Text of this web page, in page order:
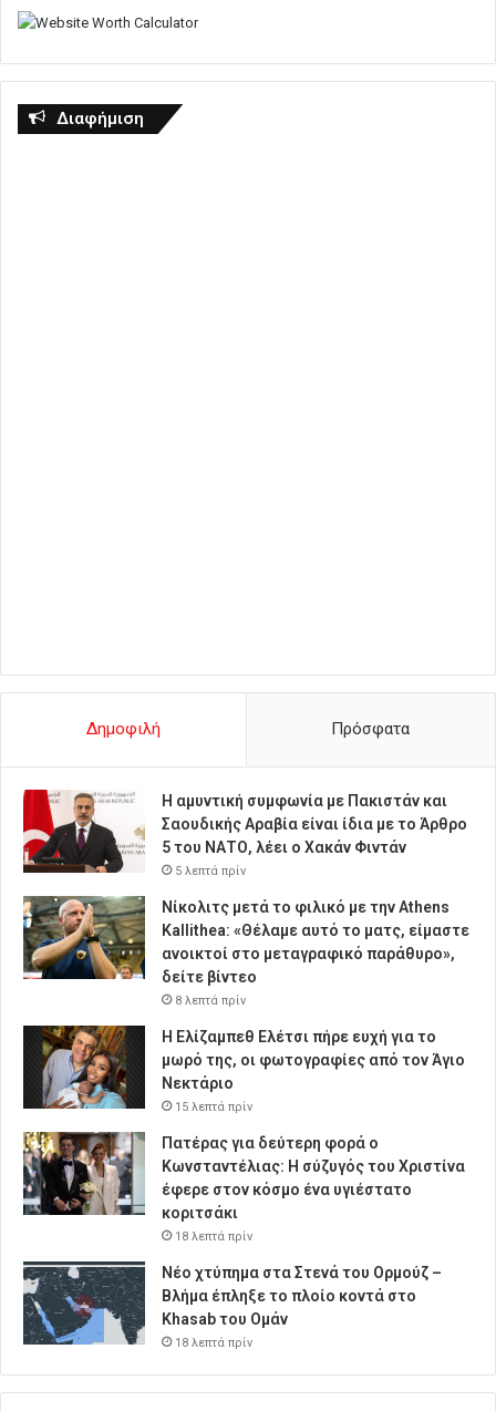
Διαφήμιση
Δημοφιλή Πρόσφατα
Η αμυντική συμφωνία με Πακιστάν και
Σαουδικής Αραβία είναι ίδια με το Άρθρο
5 του ΝΑΤΟ, λέει ο Χακάν Φιντάν
5 λεπτά πρίν
Νίκολιτς μετά το φιλικό με την Athens
Kallithea: «Θέλαμε αυτό το ματς, είμαστε
ανοικτοί στο μεταγραφικό παράθυρο»,
δείτε βίντεο
8 λεπτά πρίν
Η Ελίζαμπεθ Ελέτσι πήρε ευχή για το
μωρό της, οι φωτογραφίες από τον Άγιο
Νεκτάριο
15 λεπτά πρίν
Πατέρας για δεύτερη φορά ο
Κωνσταντέλιας: Η σύζυγός του Χριστίνα
έφερε στον κόσμο ένα υγιέστατο
κοριτσάκι
18 λεπτά πρίν
Νέο χτύπημα στα Στενά του Ορμούζ –
Βλήμα έπληξε το πλοίο κοντά στο
Khasab του Ομάν
18 λεπτά πρίν